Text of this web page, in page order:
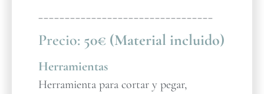
_________________________________
Precio: 50€ (Material incluido)
Herramientas
Herramienta para cortar y pegar,